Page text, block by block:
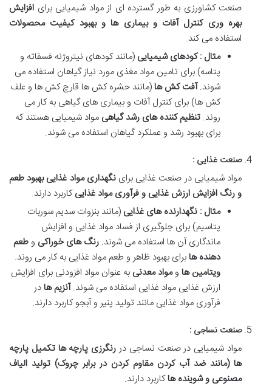
صنعت کشاورزی به طور گسترده ای از مواد شیمیایی برای افزایش
بهره وری کنترل آفات و بیماری ها و بهبود کیفیت محصولات
استفاده می کند.
مثال : کودهای شیمیایی (مانند کودهای نیتروژنه فسفاته و
پتاسه) برای تامین مواد مغذی مورد نیاز گیاهان استفاده می
شوند.آفت کش ها(مانند حشره کش ها قارچ کش ها و علف
کش ها) برای کنترل آفات و بیماری های گیاهی به کار می
روند. تنظیم کننده های رشد گیاهی مواد شیمیایی هستند که
برای بهبود رشد و عملکرد گیاهان استفاده می شوند.
صنعت غذایی :
مواد شیمیایی در صنعت غذایی براینگهداری مواد غذایی بهبود طعم
و رنگ افزایش ارزش غذایی و فرآوری مواد غذاییکاربرد دارند.
مثال : نگهدارنده های غذایی (مانند بنزوات سدیم سوربات
پتاسیم) برای جلوگیری از فساد مواد غذایی و افزایش
ماندگاری آن ها استفاده می شوند. رنگ های خوراکی وطعم
دهنده هابرای بهبود ظاهر و طعم مواد غذایی به کار می روند.
ویتامین ها ومواد معدنی به عنوان مواد افزودنی برای افزایش
ارزش غذایی مواد غذایی استفاده می شوند.آنزیم هادر
فرآوری مواد غذایی مانند تولید پنیر و آبجو کاربرد دارند.
صنعت نساجی :
مواد شیمیایی در صنعت نساجی دررنگرزی پارچه ها تکمیل پارچه
ها (مانند ضد آب کردن مقاوم کردن در برابر چروک) تولید الیاف
مصنوعی و شوینده هاکاربرد دارند.